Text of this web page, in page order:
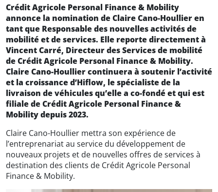
Crédit Agricole Personal Finance & Mobility
annonce la nomination de Claire Cano-Houllier en
tant que Responsable des nouvelles activités de
mobilité et de services. Elle reporte directement à
Vincent Carré, Directeur des Services de mobilité
de Crédit Agricole Personal Finance & Mobility.
Claire Cano-Houllier continuera à soutenir l’activité
et la croissance d’Hiflow, le spécialiste de la
livraison de véhicules qu’elle a co-fondé et qui est
filiale de Crédit Agricole Personal Finance &
Mobility depuis 2023.
Claire Cano-Houllier mettra son expérience de
l’entreprenariat au service du développement de
nouveaux projets et de nouvelles offres de services à
destination des clients de Crédit Agricole Personal
Finance & Mobility.